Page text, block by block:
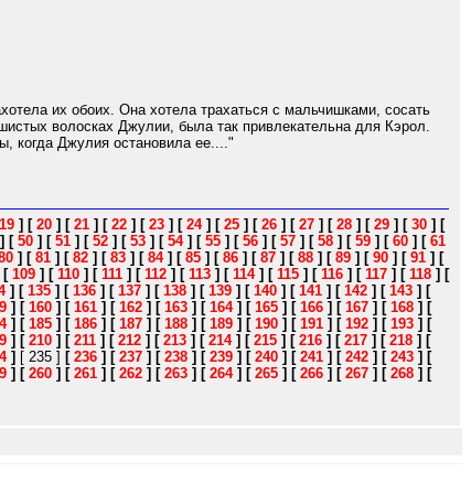
их обоих. Она хотела трахаться с мальчишками, сосать
волосках Джулии, была так привлекательна для Кэрол.
когда Джулия остановила ее...."
19 ] [ 20 ] [ 21 ] [ 22 ] [ 23 ] [ 24] [ 25 ] [ 26 ] [ 27 ] [ 28 ] [ 29 ] [ 30 ] [
] [ 50 ] [ 51 ] [ 52 ] [ 53 ] [ 54] [ 55 ] [ 56 ] [ 57 ] [ 58 ] [ 59 ] [ 60 ] [ 61
] [ 81 ] [ 82 ] [ 83 ] [ 84] [ 85 ] [ 86 ] [ 87 ] [ 88 ] [ 89 ] [ 90 ] [ 91 ] [
[ 109 ] [ 110 ] [ 111 ] [ 112 ] [ 113 ] [ 114] [ 115 ] [ 116 ] [ 117 ] [ 118 ] [
] [ 135 ] [ 136 ] [ 137 ] [ 138 ] [ 139 ] [ 140 ] [ 141 ] [ 142 ] [ 143 ] [
] [ 160 ] [ 161 ] [ 162 ] [ 163 ] [ 164] [ 165 ] [ 166 ] [ 167 ] [ 168 ] [
] [ 185 ] [ 186 ] [ 187 ] [ 188 ] [ 189 ] [ 190 ] [ 191 ] [ 192 ] [ 193 ] [
] [ 210 ] [ 211 ] [ 212 ] [ 213 ] [ 214] [ 215 ] [ 216 ] [ 217 ] [ 218 ] [
] [ 235 ] [ 236 ] [ 237 ] [ 238 ] [ 239 ] [ 240 ] [ 241 ] [ 242 ] [ 243 ] [
] [ 260 ] [ 261 ] [ 262 ] [ 263 ] [ 264] [ 265 ] [ 266 ] [ 267 ] [ 268 ] [